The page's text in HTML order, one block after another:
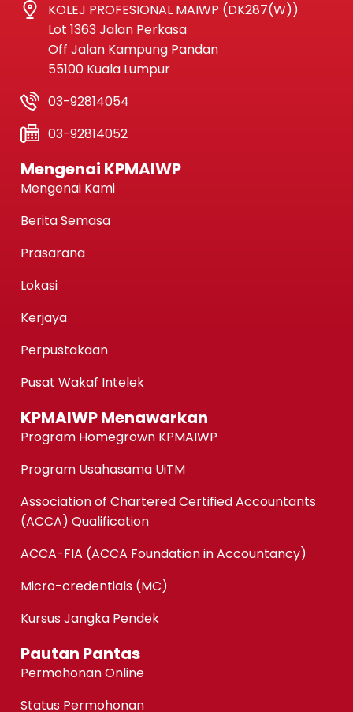
KOLEJ PROFESIONAL MAIWP (DK287(W))
Lot 1363 Jalan Perkasa
Off Jalan Kampung Pandan
55100 Kuala Lumpur
03-92814054
03-92814052
Mengenai KPMAIWP
Mengenai Kami
Berita Semasa
Prasarana
Lokasi
Kerjaya
Perpustakaan
Pusat Wakaf Intelek
KPMAIWP Menawarkan
Program Homegrown KPMAIWP
Program Usahasama UiTM
Association of Chartered Certified Accountants
(ACCA) Qualification
ACCA-FIA (ACCA Foundation in Accountancy)
Micro-credentials (MC)
Kursus Jangka Pendek
Pautan Pantas
Permohonan Online
Status Permohonan